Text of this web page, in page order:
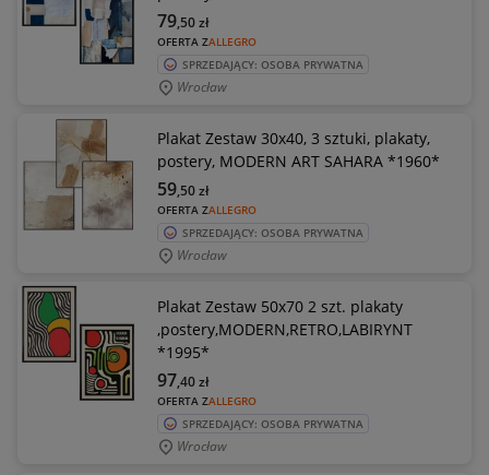
OFERTA ZALLEGRO
79,50zł
SPRZEDAJĄCY: OSOBA PRYWATNA
Wrocław
Plakat Zestaw 30x40, 3 sztuki, plakaty,
postery, MODERN ART SAHARA *1960*
OFERTA ZALLEGRO
59,50zł
SPRZEDAJĄCY: OSOBA PRYWATNA
Wrocław
Plakat Zestaw 50x70 2 szt. plakaty
,postery,MODERN,RETRO,LABIRYNT
*1995*
OFERTA ZALLEGRO
97,40zł
SPRZEDAJĄCY: OSOBA PRYWATNA
Wrocław